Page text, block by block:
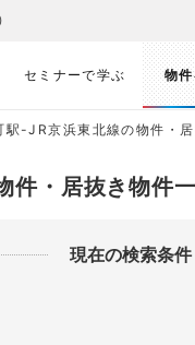
セミナーで学ぶ 物
駅-JR京浜東北線の物件・
件・居抜き物件
現在の検索条件